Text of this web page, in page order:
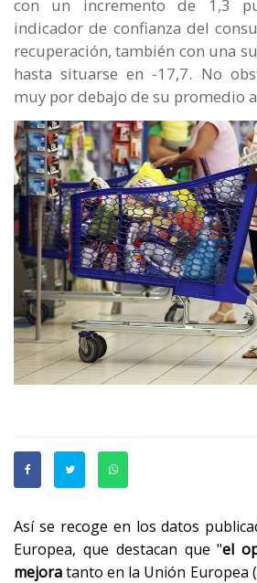
con un incremento de 1,3
indicador de confianza del
recuperación, también con una
hasta situarse en -17,7. No
muy por debajo de su promedio
Así se recoge en los datos
Europea, que destacan que "el
mejoratanto en la Unión Europea